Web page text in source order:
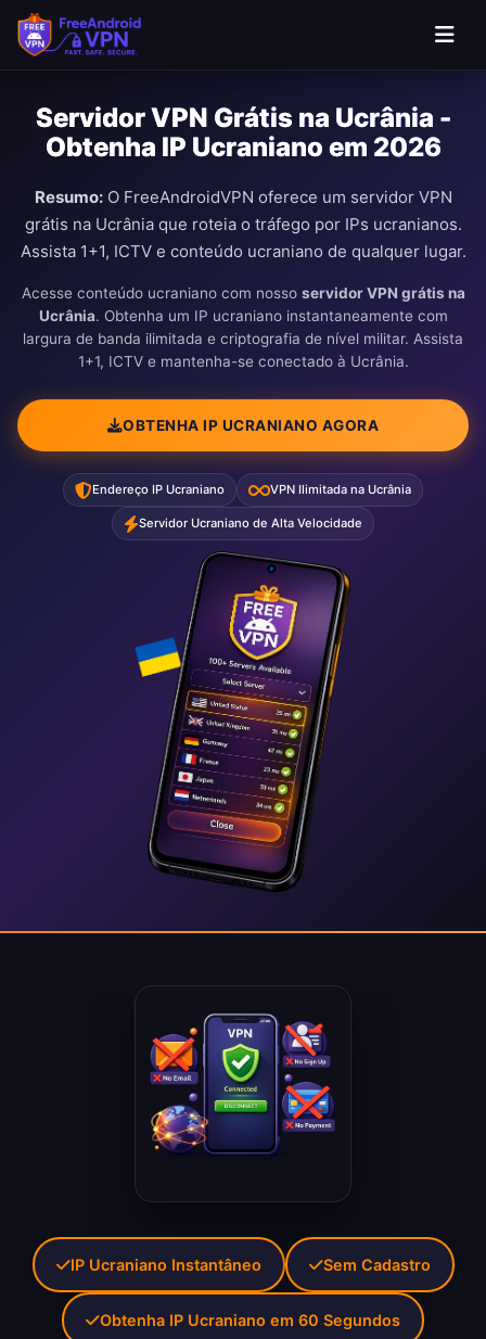
Servidor VPN Grátis na Ucrânia -
Obtenha IP Ucraniano em 2026
Resumo:O FreeAndroidVPN oferece um servidor VPN
grátis na Ucrânia que roteia o tráfego por IPs ucranianos.
Assista 1+1, ICTV e conteúdo ucraniano de qualquer lugar.
Acesse conteúdo ucraniano com nosso servidor VPN grátis na
Ucrânia. Obtenha um IP ucraniano instantaneamente com
largura de banda ilimitada e criptografia de nível militar. Assista
1+1, ICTV e mantenha-se conectado à Ucrânia.
OBTENHA IP UCRANIANO AGORA
Endereço IP Ucraniano VPN Ilimitada na Ucrânia
Servidor Ucraniano de Alta Velocidade
IP Ucraniano Instantâneo Sem Cadastro
Obtenha IP Ucraniano em 60 Segundos